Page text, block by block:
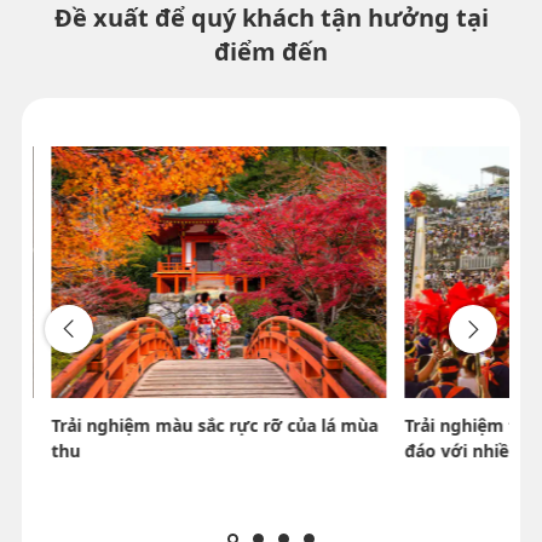
Đề xuất để quý khách tận hưởng tại
điểm đến
Trải nghiệm màu sắc rực rỡ của lá mùa
thu
Trải nghiệm
đáo với nhiều